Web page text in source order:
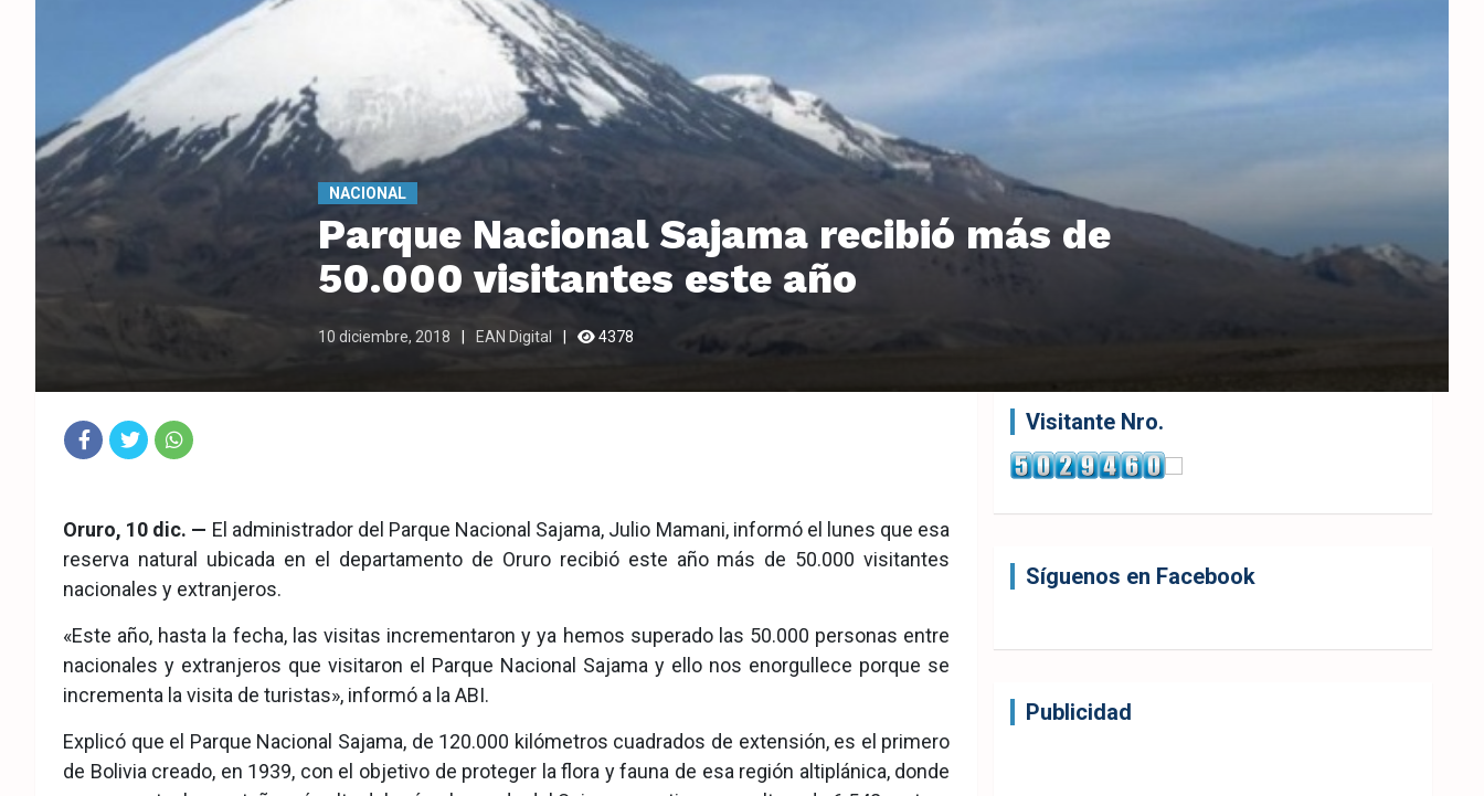
NACIONAL
Parque Nacional Sajama recibió más de
50.000 visitantes este año
10 diciembre, 2018 EAN Digital 4378
eb
ook
ter
tsA
pp
Oruro, 10 dic. — El administrador del Parque Nacional Sajama, Julio Mamani, informó el lunes que esa
reserva natural ubicada en el departamento de Oruro recibió este año más de 50.000 visitantes
nacionales y extranjeros.
«Este año, hasta la fecha, las visitas incrementaron y ya hemos superado las 50.000 personas entre
nacionales y extranjeros que visitaron el Parque Nacional Sajama y ello nos enorgullece porque se
incrementa la visita de turistas», informó a la ABI.
Explicó que el Parque Nacional Sajama, de 120.000 kilómetros cuadrados de extensión, es el primero
de Bolivia creado, en 1939, con el objetivo de proteger la flora y fauna de esa región altiplánica, donde
Visitante Nro.
Síguenos en Facebook
Publicidad